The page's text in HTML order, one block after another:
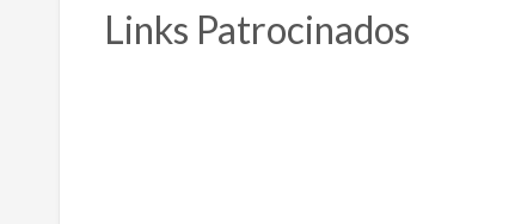
Links Patrocinados